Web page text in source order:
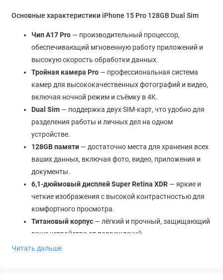
Основные характеристики iPhone 15 Pro 128GB Dual Sim
Чип A17 Pro— производительный процессор,
обеспечивающий мгновенную работу приложений и
высокую скорость обработки данных.
Тройная камера Pro— профессиональная система
камер для высококачественных фотографий и видео,
включая ночной режим и съёмку в 4K.
Dual Sim— поддержка двух SIM-карт, что удобно для
разделения работы и личных дел на одном
устройстве.
128GB памяти— достаточно места для хранения всех
ваших данных, включая фото, видео, приложения и
документы.
6,1-дюймовый дисплей Super Retina XDR— яркие и
четкие изображения с высокой контрастностью для
комфортного просмотра.
Титановый корпус— лёгкий и прочный, защищающий
ваше устройство от повреждений.
Почему стоит купить iPhone 15 Pro в Piter Phone?
Читать дальше